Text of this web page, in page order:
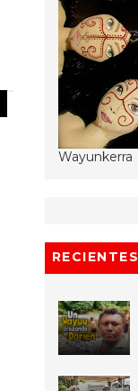
Wayunkerra
RECIENTES